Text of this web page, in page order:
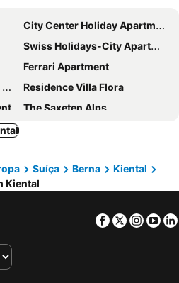
City Center Holiday Apartment
Swiss Holidays-City Apartments Interlaken
Ferrari Apartment
Residence Villa Flora
The Saxeten Alps
Waldeg 4 Historic House - Holiday Apartment
Suíça Berna
Kiental
Kiental
Facebook
Twitter